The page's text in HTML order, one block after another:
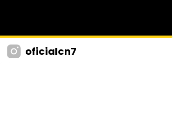
oficialcn7